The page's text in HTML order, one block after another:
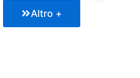
Altro +